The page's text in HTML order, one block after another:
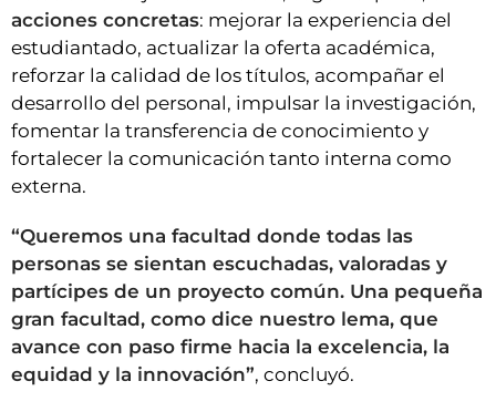
acciones concretas: mejorar la experiencia del
estudiantado, actualizar la oferta académica,
reforzar la calidad de los títulos, acompañar el
desarrollo del personal, impulsar la investigación,
fomentar la transferencia de conocimiento y
fortalecer la comunicación tanto interna como
externa.
“Queremos una facultad donde todas las
personas se sientan escuchadas, valoradas y
partícipes de un proyecto común. Una pequeña
gran facultad, como dice nuestro lema, que
avance con paso firme hacia la excelencia, la
equidad y la innovación”, concluyó.